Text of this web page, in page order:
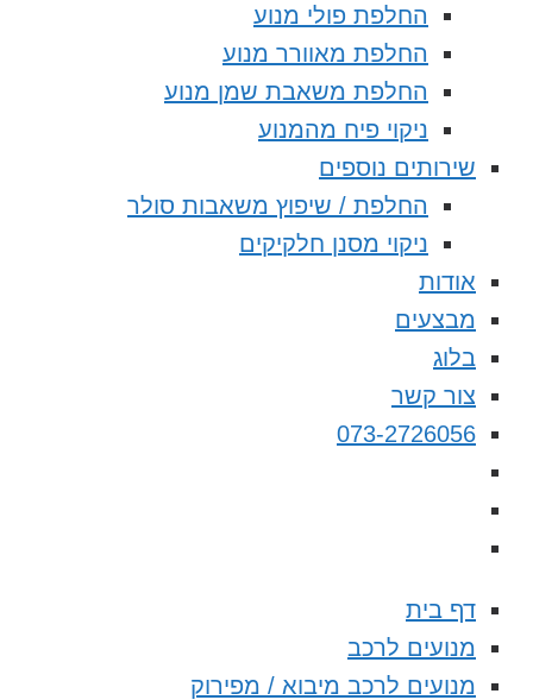
החלפת פולי מנוע
החלפת מאוורר מנוע
החלפת משאבת שמן מנוע
ניקוי פיח מהמנוע
שירותים נוספים
החלפת / שיפוץ משאבות סולר
ניקוי מסנן חלקיקים
אודות
מבצעים
בלוג
צור קשר
073-2726056
דף בית
מנועים לרכב
מנועים לרכב מיבוא / מפירוק